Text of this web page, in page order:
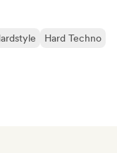
Hard Techno